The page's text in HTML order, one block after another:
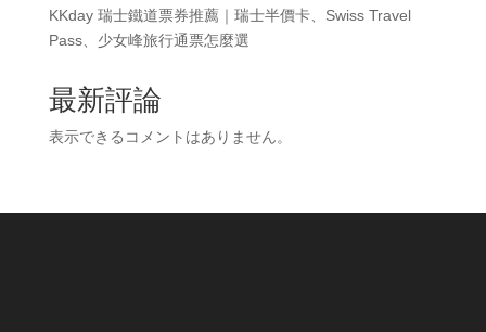
KKday 瑞士鐵道票券推薦｜瑞士半價卡、Swiss Travel
Pass、少女峰旅行通票怎麼選
最新評論
表示できるコメントはありません。